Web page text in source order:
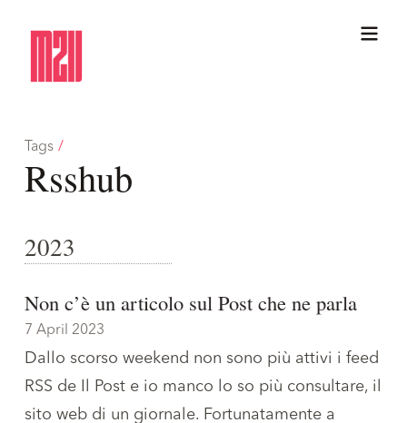
Tags /
Rsshub
2023
Non c’è un articolo sul Post che ne parla
7 April 2023
Dallo scorso weekend non sono più attivi i feed
RSS de Il Post e io manco lo so più consultare, il
sito web di un giornale. Fortunatamente a